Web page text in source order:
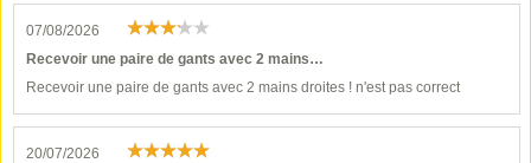
07/08/2026
Recevoir une paire de gants avec 2 mains…
Recevoir une paire de gants avec 2 mains droites ! n'est pas correct
20/07/2026